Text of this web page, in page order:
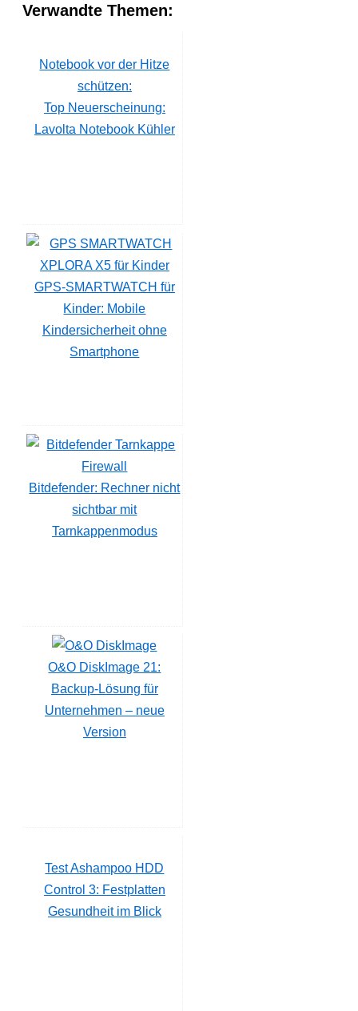
Verwandte Themen:
Notebook vor der Hitze
schützen:
Top Neuerscheinung:
Lavolta Notebook Kühler
GPS-SMARTWATCH für
Kinder: Mobile
Kindersicherheit ohne
Smartphone
Bitdefender: Rechner nicht
sichtbar mit
Tarnkappenmodus
O&O DiskImage 21:
Backup-Lösung für
Unternehmen – neue
Version
Test Ashampoo HDD
Control 3: Festplatten
Gesundheit im Blick